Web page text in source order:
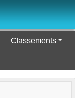
Classements